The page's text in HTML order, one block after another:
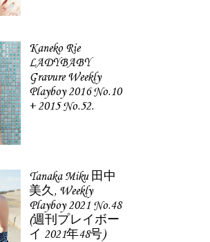
Kaneko Rie
LADYBABY
Gravure Weekly
Playboy 2016 No.10
+ 2015 No.52.
Tanaka Miku 田中
美久, Weekly
Playboy 2021 No.48
(週刊プレイボー
イ 2021年48号)